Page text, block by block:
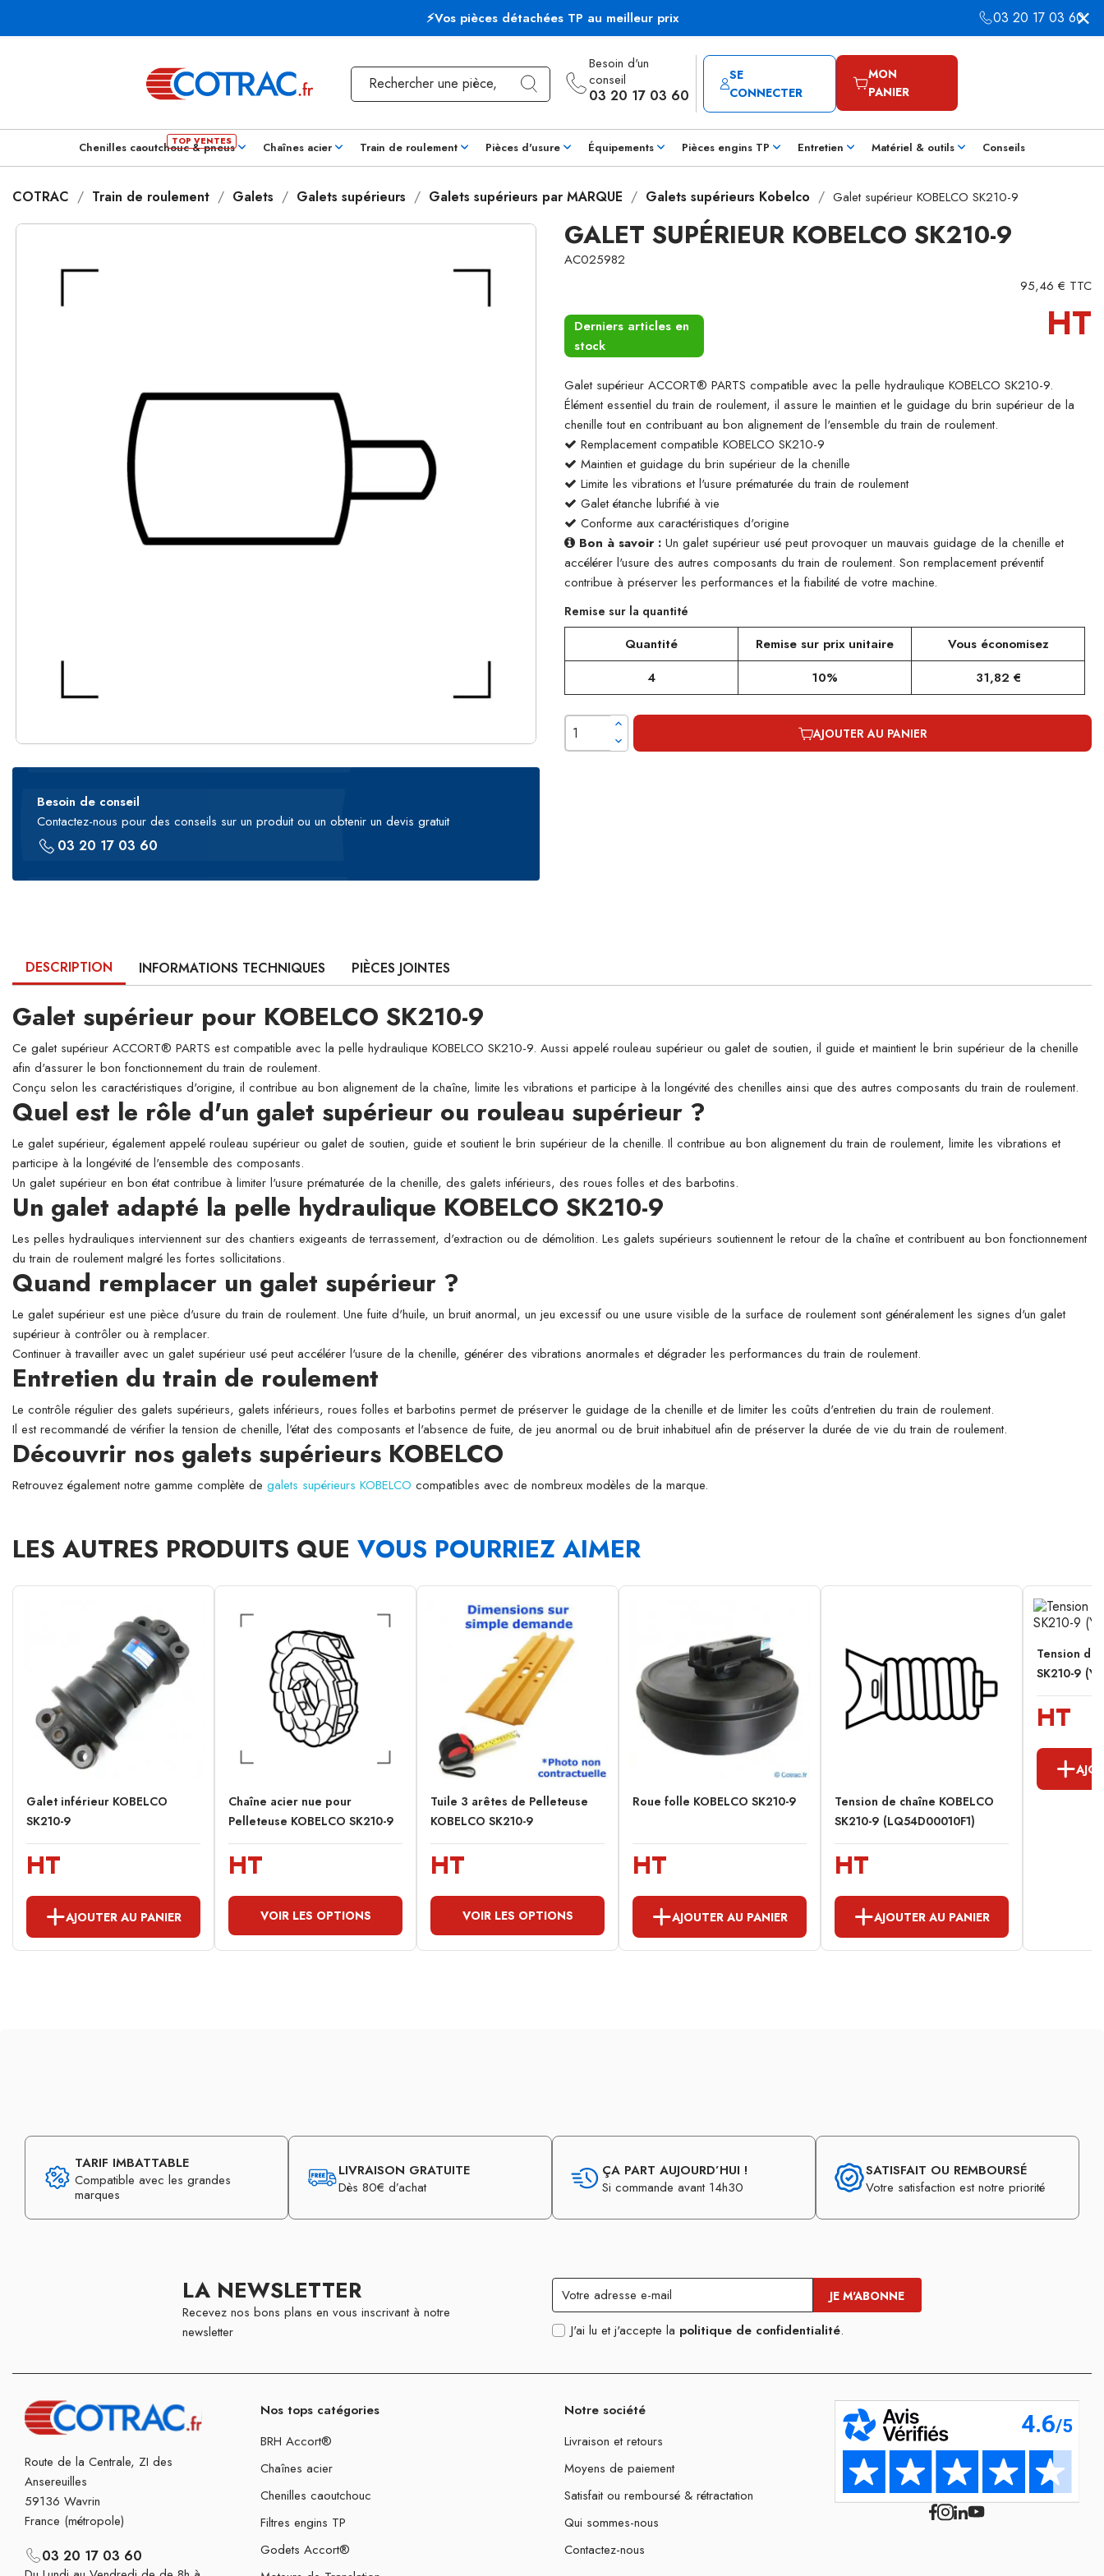
⚡Vos pièces détachées TP au meilleur prix 03 20 17 03 60
Besoin d'un
conseil
03 20 17 03 60
SE
CONNECTER
MON
PANIER
Chenilles caoutchouc & pneus Chaînes acier Train de roulement Pièces d'usure Équipements Pièces engins TP Entretien Matériel & outils Conseils
COTRAC Train de roulement Galets Galets supérieurs Galets supérieurs par MARQUE Galets supérieurs Kobelco Galet supérieur KOBELCO SK210-9
Besoin de conseil
Contactez-nous pour des conseils sur un produit ou un obtenir un devis gratuit
03 20 17 03 60
GALET SUPÉRIEUR KOBELCO SK210-9
AC025982
95,46 € TTC
Derniers articles en
stock
HT
Galet supérieur ACCORT® PARTS compatible avec la pelle hydraulique KOBELCO SK210-9.
Élément essentiel du train de roulement, il assure le maintien et le guidage du brin supérieur de la
chenille tout en contribuant au bon alignement de l'ensemble du train de roulement.
Remplacement compatible KOBELCO SK210-9
Maintien et guidage du brin supérieur de la chenille
Limite les vibrations et l'usure prématurée du train de roulement
Galet étanche lubrifié à vie
Conforme aux caractéristiques d'origine
Bon à savoir : Un galet supérieur usé peut provoquer un mauvais guidage de la chenille et
accélérer l'usure des autres composants du train de roulement. Son remplacement préventif
contribue à préserver les performances et la fiabilité de votre machine.
Remise sur la quantité
Quantité Remise sur prix unitaire
Vous économisez
4
10% 31,82 €
AJOUTER AU PANIER
DESCRIPTION INFORMATIONS TECHNIQUES PIÈCES JOINTES
Galet supérieur pour KOBELCO SK210-9
Ce galet supérieur ACCORT® PARTS est compatible avec la pelle hydraulique KOBELCO SK210-9. Aussi appelé rouleau supérieur ou galet de soutien, il guide et maintient le brin supérieur de la chenille
afin d'assurer le bon fonctionnement du train de roulement.
Conçu selon les caractéristiques d'origine, il contribue au bon alignement de la chaîne, limite les vibrations et participe à la longévité des chenilles ainsi que des autres composants du train de roulement.
Quel est le rôle d'un galet supérieur ou rouleau supérieur ?
Le galet supérieur, également appelé rouleau supérieur ou galet de soutien, guide et soutient le brin supérieur de la chenille. Il contribue au bon alignement du train de roulement, limite les vibrations et
participe à la longévité de l'ensemble des composants.
Un galet supérieur en bon état contribue à limiter l'usure prématurée de la chenille, des galets inférieurs, des roues folles et des barbotins.
Un galet adapté la pelle hydraulique KOBELCO SK210-9
Les pelles hydrauliques interviennent sur des chantiers exigeants de terrassement, d'extraction ou de démolition. Les galets supérieurs soutiennent le retour de la chaîne et contribuent au bon fonctionnement
du train de roulement malgré les fortes sollicitations.
Quand remplacer un galet supérieur ?
Le galet supérieur est une pièce d'usure du train de roulement. Une fuite d'huile, un bruit anormal, un jeu excessif ou une usure visible de la surface de roulement sont généralement les signes d'un galet
supérieur à contrôler ou à remplacer.
Continuer à travailler avec un galet supérieur usé peut accélérer l'usure de la chenille, générer des vibrations anormales et dégrader les performances du train de roulement.
Entretien du train de roulement
Le contrôle régulier des galets supérieurs, galets inférieurs, roues folles et barbotins permet de préserver le guidage de la chenille et de limiter les coûts d'entretien du train de roulement.
Il est recommandé de vérifier la tension de chenille, l'état des composants et l'absence de fuite, de jeu anormal ou de bruit inhabituel afin de préserver la durée de vie du train de roulement.
Découvrir nos galets supérieurs KOBELCO
Retrouvez également notre gamme complète de galets supérieurs KOBELCO compatibles avec de nombreux modèles de la marque.
LES AUTRES PRODUITS QUE VOUS POURRIEZ AIMER
Galet inférieur KOBELCO
SK210-9
HT
AJOUTER AU PANIER
Chaîne acier nue pour
Pelleteuse KOBELCO SK210-9
HT
VOIR LES OPTIONS
Tuile 3 arêtes de Pelleteuse
KOBELCO SK210-9
HT
VOIR LES OPTIONS
Roue folle KOBELCO SK210-9
HT
AJOUTER AU PANIER
Tension de chaîne KOBELCO
SK210-9 (LQ54D00010F1)
HT
AJOUTER AU PANIER
Tension de
SK210-9
HT
TARIF IMBATTABLE
Compatible avec les grandes
marques
LIVRAISON GRATUITE
Dès 80€ d’achat
ÇA PART AUJOURD’HUI !
Si commande avant 14h30
SATISFAIT OU REMBOURSÉ
Votre satisfaction est notre priorité
LA NEWSLETTER
Recevez nos bons plans en vous inscrivant à notre
newsletter
J'ai lu et j'accepte la politique de confidentialité.
Route de la Centrale, ZI des
Ansereuilles
59136 Wavrin
France (métropole)
03 20 17 03 60
Nos tops catégories
BRH Accort®
Chaînes acier
Chenilles caoutchouc
Filtres engins TP
Godets Accort®
Notre société
Livraison et retours
Moyens de paiement
Satisfait ou remboursé & rétractation
Qui sommes-nous
Contactez-nous